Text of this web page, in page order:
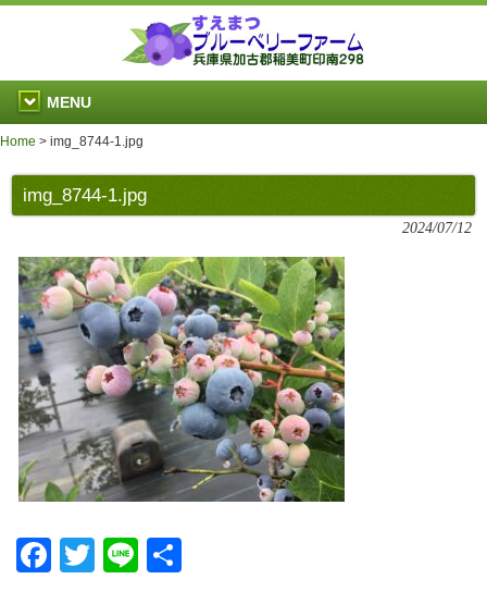
MENU
Home > img_8744-1.jpg
img_8744-1.jpg
2024/07/12
Facebook
Twitter
Line